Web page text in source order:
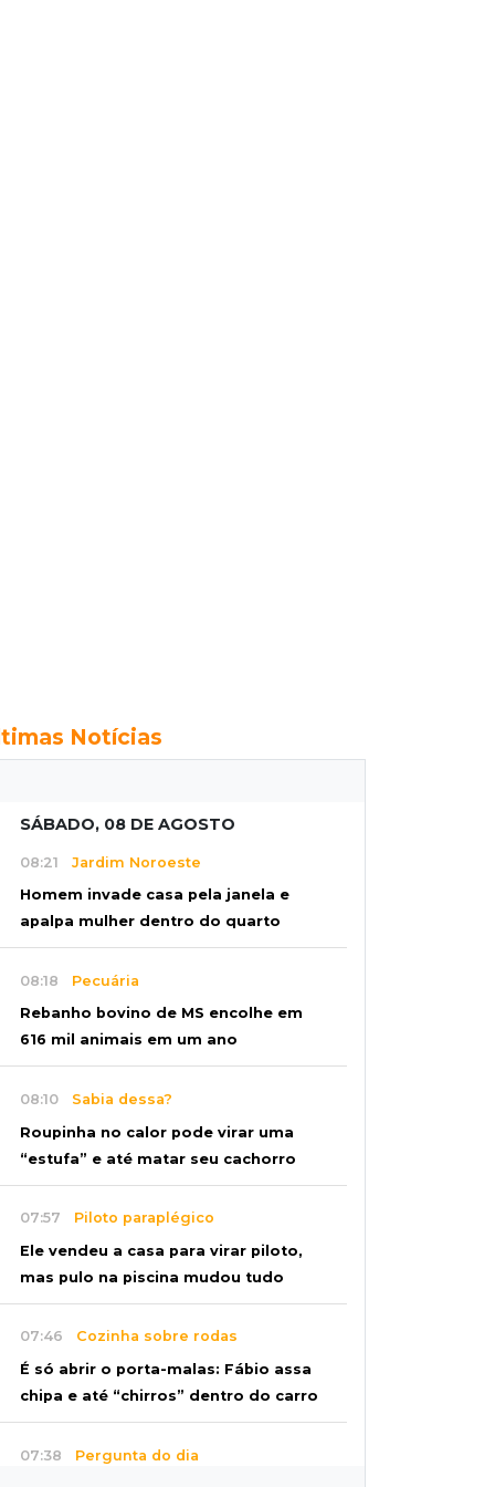
Notícias
SÁBADO, 08 DE AGOSTO
08:21 Jardim Noroeste
Homem invade casa pela janela e
apalpa mulher dentro do quarto
08:18 Pecuária
Rebanho bovino de MS encolhe em
616 mil animais em um ano
08:10 Sabia dessa?
Roupinha no calor pode virar uma
“estufa” e até matar seu cachorro
07:57 Piloto paraplégico
Ele vendeu a casa para virar piloto,
mas pulo na piscina mudou tudo
07:46 Cozinha sobre rodas
É só abrir o porta-malas: Fábio assa
chipa e até “chirros” dentro do carro
07:38 Pergunta do dia